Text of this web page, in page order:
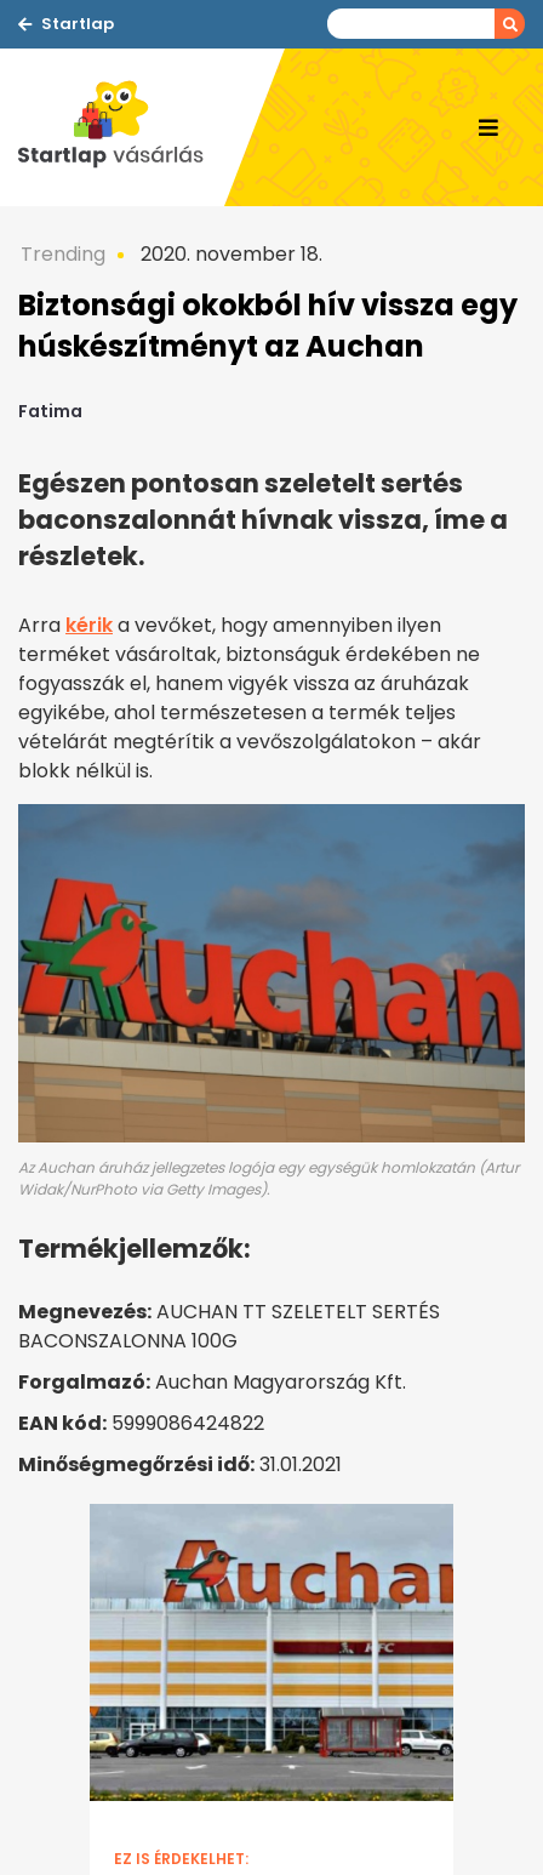
Startlap
Trending 2020. november 18.
Biztonsági okokból hív vissza egy
húskészítményt az Auchan
Fatima
Egészen pontosan szeletelt sertés
baconszalonnát hívnak vissza, íme a
részletek.
Arra kérika vevőket, hogy amennyiben ilyen
terméket vásároltak, biztonságuk érdekében ne
fogyasszák el, hanem vigyék vissza az áruházak
egyikébe, ahol természetesen a termék teljes
vételárát megtérítik a vevőszolgálatokon – akár
blokk nélkül is.
Az Auchan áruház jellegzetes logója egy egységük homlokzatán (Artur
Widak/NurPhoto via Getty Images).
Termékjellemzők:
Megnevezés:AUCHAN TT SZELETELT SERTÉS
BACONSZALONNA 100G
Forgalmazó:Auchan Magyarország Kft.
EAN kód: 5999086424822
Minőségmegőrzési idő:31.01.2021
EZ IS ÉRDEKELHET: